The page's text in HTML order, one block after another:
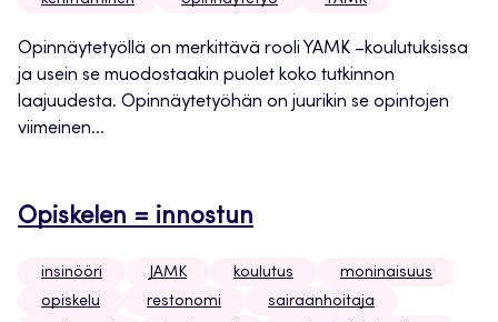
Opinnäytetyöllä on merkittävä rooli YAMK –koulutuksissa
ja usein se muodostaakin puolet koko tutkinnon
laajuudesta. Opinnäytetyöhän on juurikin se opintojen
viimeinen...
Opiskelen = innostun
insinööri JAMK koulutus
moninaisuus
opiskelu
restonomi
sairaanhoitaja